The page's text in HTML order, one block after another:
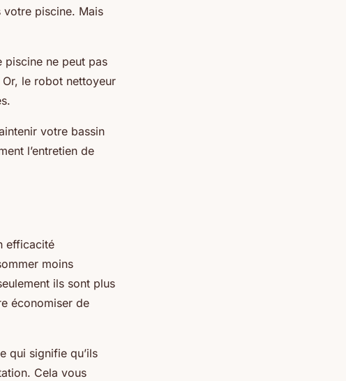
votre piscine. Mais
piscine ne peut pas
le robot nettoyeur
votre bassin
l’entretien de
efficacité
moins
ils sont plus
économiser de
qui signifie qu’ils
Cela vous